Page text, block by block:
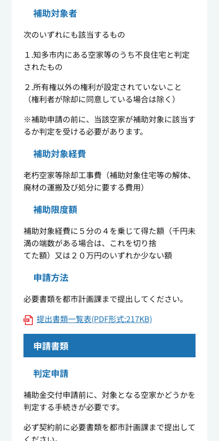
補助対象者
次のいずれにも該当するもの
１.知多市内にある空家等のうち不良住宅と判定
されたもの
２.所有権以外の権利が設定されていないこと
（権利者が除却に同意している場合は除く）
※補助申請の前に、当該空家が補助対象に該当す
るか判定を受ける必要があります。
補助対象経費
老朽空家等除却工事費（補助対象住宅等の解体、
廃材の運搬及び処分に要する費用）
補助限度額
補助対象経費に５分の４を乗じて得た額（千円未
満の端数がある場合は、これを切り捨
てた額）又は２０万円のいずれか少ない額
申請方法
必要書類を都市計画課まで提出してください。
提出書類一覧表(PDF形式:217KB)
申請書類
判定申請
補助金交付申請前に、対象となる空家かどうかを
判定する手続きが必要です。
必ず契約前に必要書類を都市計画課まで提出して